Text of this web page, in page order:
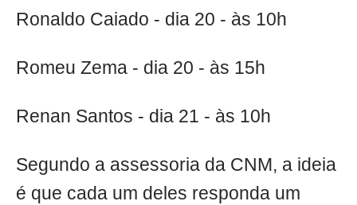
Ronaldo Caiado - dia 20 - às 10h
Romeu Zema - dia 20 - às 15h
Renan Santos - dia 21 - às 10h
Segundo a assessoria da CNM, a ideia
é que cada um deles responda um